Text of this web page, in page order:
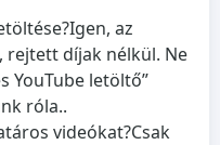
Igen, az
rejtett díjak nélkül. Ne
YouTube letöltő”
róla..
videókat?Csak